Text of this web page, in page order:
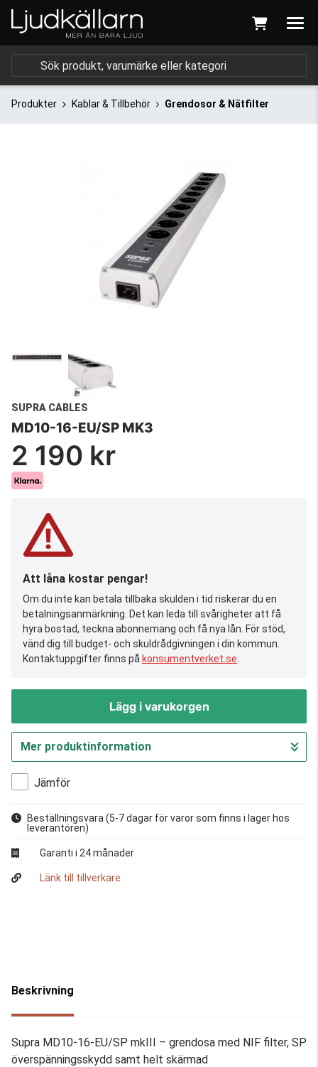
Produkter Kablar & Tillbehör Grendosor & Nätfilter
SUPRA CABLES
MD10-16-EU/SP MK3
2 190 kr
Att låna kostar pengar!
Om du inte kan betala tillbaka skulden i tid riskerar du en
betalningsanmärkning. Det kan leda till svårigheter att få
hyra bostad, teckna abonnemang och få nya lån. För stöd,
vänd dig till budget- och skuldrådgivningen i din kommun.
Kontaktuppgifter finns på konsumentverket.se
Lägg i varukorgen
Gå till kassan
Mer produktinformation
Jämför
Beställningsvara (5-7 dagar för varor som finns i lager hos
leverantören)
Garanti i 24 månader
Länk till tillverkare
Beskrivning
Supra MD10-16-EU/SP mkIII – grendosa med NIF filter, SP
överspänningsskydd samt helt skärmad